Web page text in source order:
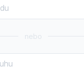
nebo